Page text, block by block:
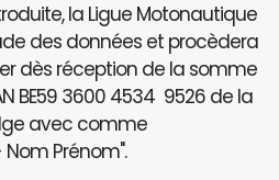
la Ligue Motonautique
des données et procèdera
dès réception de la somme
BE59 3600 4534 9526 de la
avec comme
Prénom".